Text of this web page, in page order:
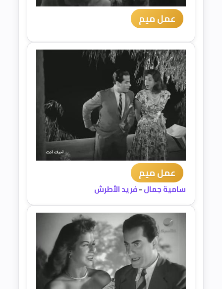
عمل ميم
عمل ميم
سامية جمال-فريد الأطرش